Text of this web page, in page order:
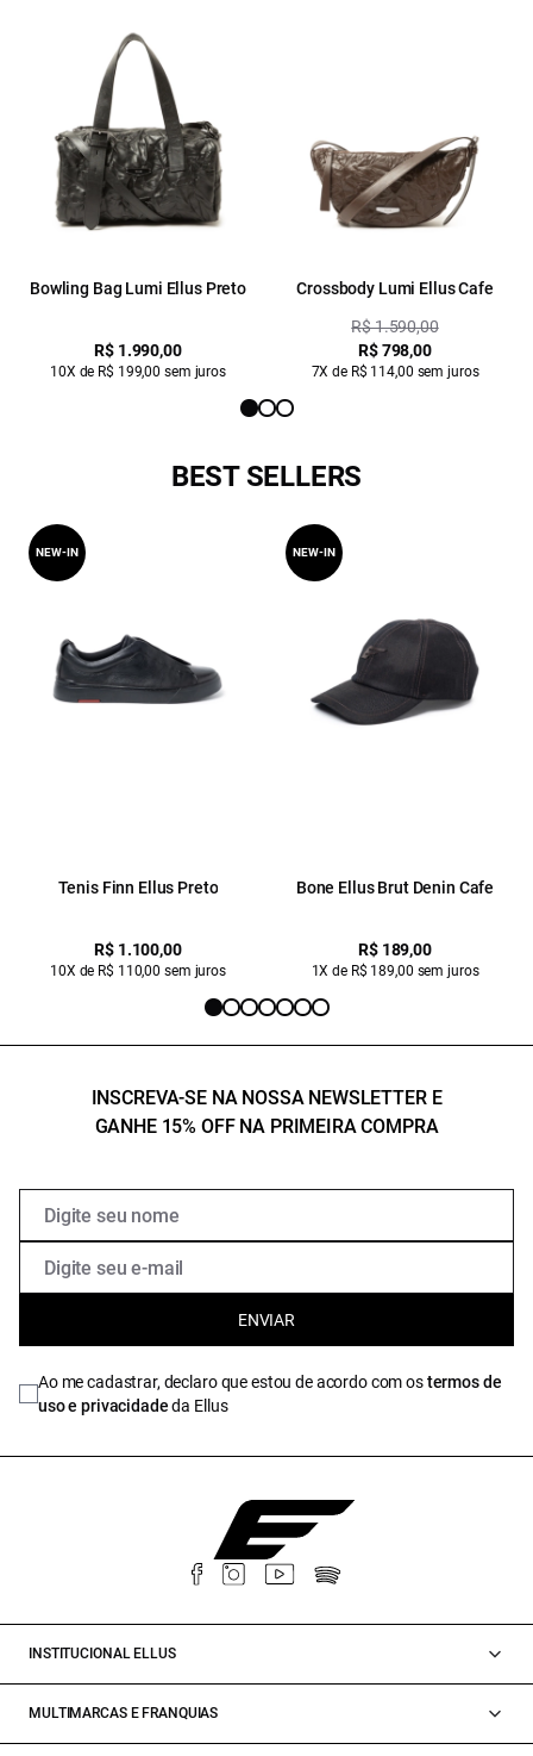
Bowling Bag Lumi Ellus Preto
R$ 1.990,00
10X de R$ 199,00 sem juros
Crossbody Lumi Ellus Cafe
R$ 1.590,00
R$ 798,00
7X de R$ 114,00 sem juros
BEST SELLERS
Tenis Finn Ellus Preto
R$ 1.100,00
10X de R$ 110,00 sem juros
NEW-IN
Bone Ellus Brut Denin Cafe
R$ 189,00
1X de R$ 189,00 sem juros
NEW-IN
INSCREVA-SE NA NOSSA NEWSLETTER E
GANHE 15% OFF NA PRIMEIRA COMPRA
ENVIAR
Ao me cadastrar, declaro que estou de acordo com ostermos de
uso e privacidadeda Ellus
INSTITUCIONAL ELLUS
MULTIMARCAS E FRANQUIAS